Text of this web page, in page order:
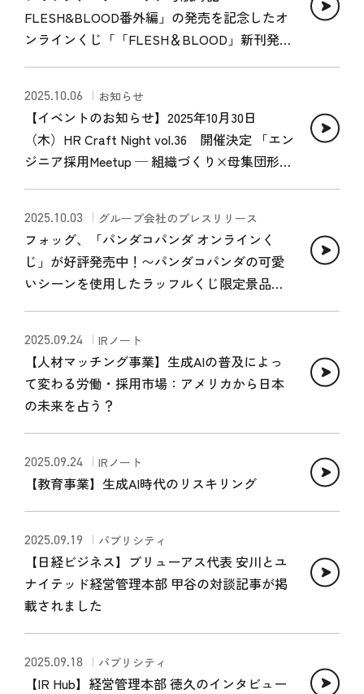
FLESH&BLOOD番外編」の発売を記念したオ
ンラインくじ「「FLESH＆BLOOD」新刊発売
場〜
2025.10.06 お知らせ
【イベントのお知らせ】2025年10月30日
（木）HR Craft Night vol.36 開催決定 「エン
ジニア採用Meetup ─ 組織づくり×母集団形
2025.10.03 グループ会社のプレスリリース
フォッグ、「パンダコパンダ オンラインく
じ」が好評発売中！〜パンダコパンダの可愛
いシーンを使用したラッフルくじ限定景品が
2025.09.24 IRノート
【人材マッチング事業】生成AIの普及によっ
て変わる労働・採用市場：アメリカから日本
の未来を占う？
2025.09.24 IRノート
【教育事業】生成AI時代のリスキリング
2025.09.19 パブリシティ
【日経ビジネス】ブリューアス代表 安川とユ
ナイテッド経営管理本部 甲谷の対談記事が掲
載されました
2025.09.18 パブリシティ
【IR Hub】経営管理本部 徳久のインタビュー